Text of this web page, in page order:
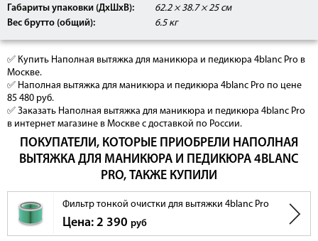
Габариты упаковки (ДхШхВ):
62.2 × 38.7 × 25 см
Вес брутто (общий):
6.5 кг
✅ Купить Наполная вытяжка для маникюра и педикюра 4blanc Pro в
Москве.
✅ Наполная вытяжка для маникюра и педикюра 4blanc Pro по цене
85 480 руб.
✅ Заказать Наполная вытяжка для маникюра и педикюра 4blanc Pro
в интернет магазине в Москве с доставкой по России.
ПОКУПАТЕЛИ, КОТОРЫЕ ПРИОБРЕЛИ НАПОЛНАЯ
ВЫТЯЖКА ДЛЯ МАНИКЮРА И ПЕДИКЮРА 4BLANC
PRO, ТАКЖЕ КУПИЛИ
Фильтр тонкой очистки для вытяжки 4blanc Pro
Цена: 2 390 руб